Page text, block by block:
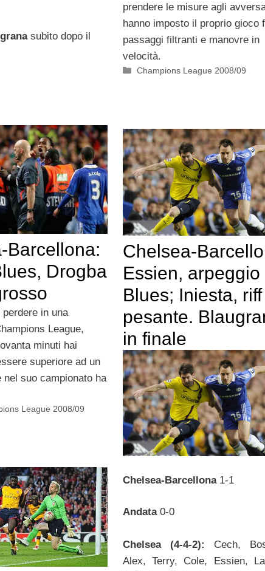
subito dopo il
prendere le misure agli
hanno imposto il proprio gioco
passaggi filtranti e manovre in
velocità.
Categorie
Champions League 2008/09
Barcellona:
Drogba
in una
League,
minuti hai
superiore ad un
suo campionato ha
League 2008/09
Chelsea-
Essien, arpeggio
Blues; Iniesta, riff
pesante.
in finale
Chelsea-Barcellona1-1
Andata0-0
Chelsea (4-4-2):
Cech,
Alex, Terry, Cole, Essien,